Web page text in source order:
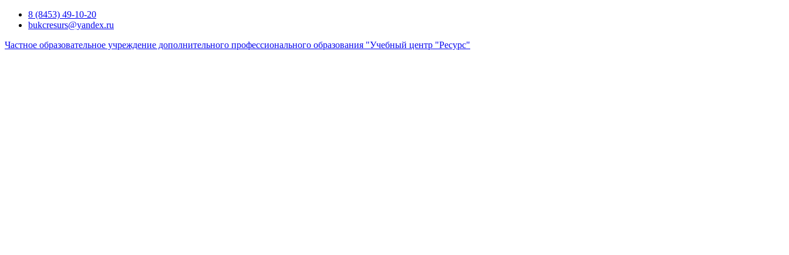
Перейти8 (8453) 49-10-20
bukcresurs@yandex.ru
Частное образовательное учреждение дополнительного профессионального образования "Учебный центр "Ресурс"